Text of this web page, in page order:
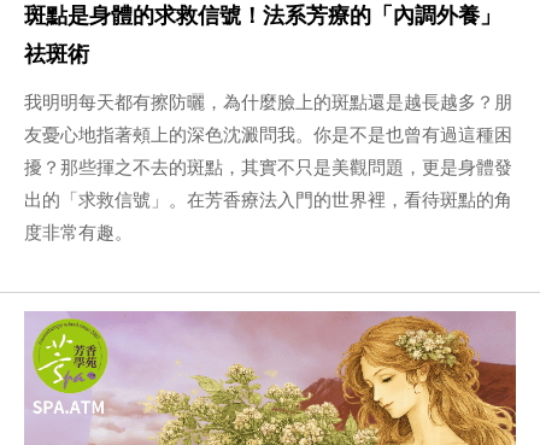
斑點是身體的求救信號！法系芳療的「內調外養」
祛斑術
我明明每天都有擦防曬，為什麼臉上的斑點還是越長越多？朋
友憂心地指著頰上的深色沈澱問我。你是不是也曾有過這種困
擾？那些揮之不去的斑點，其實不只是美觀問題，更是身體發
出的「求救信號」。在芳香療法入門的世界裡，看待斑點的角
度非常有趣。